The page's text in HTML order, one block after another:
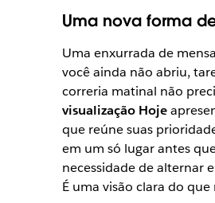
Uma nova forma
Uma enxurrada de
você ainda não abriu,
correria matinal não
visualização Hoje
que reúne suas
em um só lugar antes
necessidade de alternar
É uma visão clara do